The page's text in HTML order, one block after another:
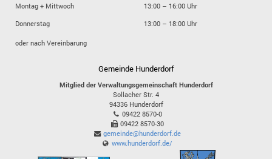
Montag + Mittwoch
13:00 – 16:00 Uhr
Donnerstag
13:00 – 18:00 Uhr
oder nach Vereinbarung
Gemeinde Hunderdorf
Mitglied der Verwaltungsgemeinschaft Hunderdorf
Sollacher Str. 4
94336 Hunderdorf
09422 8570-0
09422 8570-30
gemeinde@hunderdorf.de
www.hunderdorf.de/